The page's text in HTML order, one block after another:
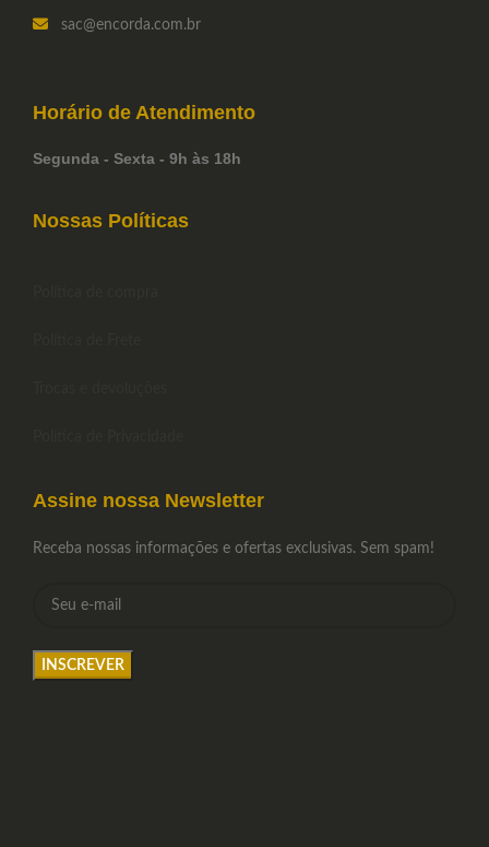
sac@encorda.com.br
Horário de Atendimento
Segunda - Sexta - 9h às 18h
Nossas Políticas
Assine nossa Newsletter
Receba nossas informações e ofertas exclusivas. Sem spam!